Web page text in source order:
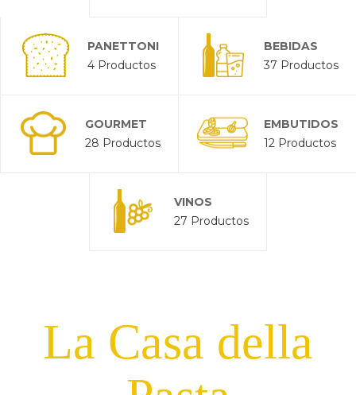
PANETTONI
4 Productos
BEBIDAS
37 Productos
GOURMET
28 Productos
EMBUTIDOS
12 Productos
VINOS
27 Productos
La Casa della